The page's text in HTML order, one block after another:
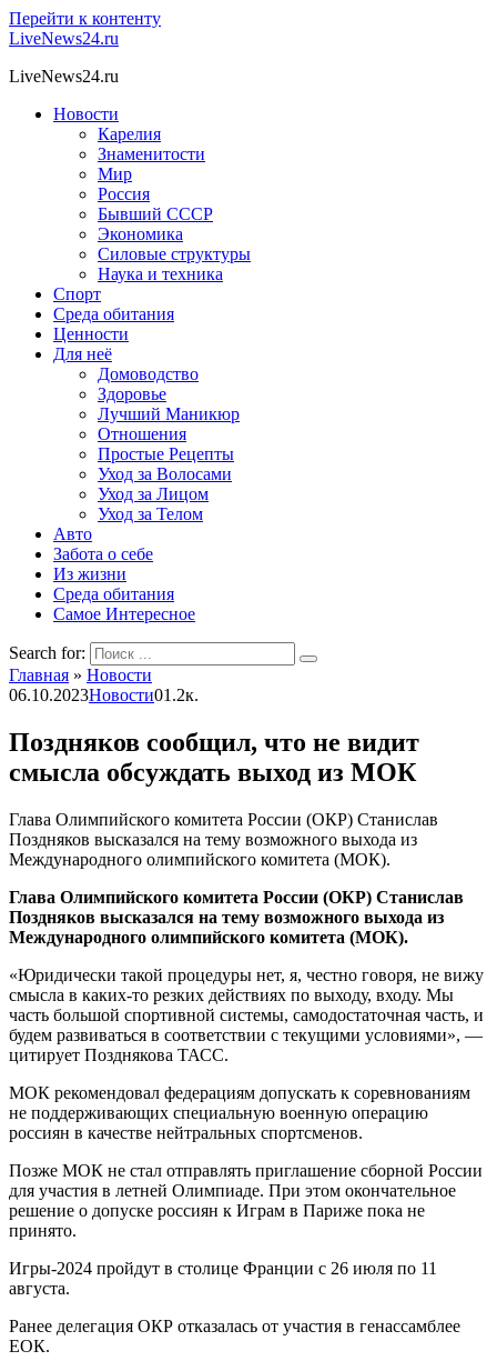
Перейти к контенту
LiveNews24.ru
LiveNews24.ru
Новости
Карелия
Знаменитости
Мир
Россия
Бывший СССР
Экономика
Силовые структуры
Наука и техника
Спорт
Среда обитания
Ценности
Для неё
Домоводство
Здоровье
Лучший Маникюр
Отношения
Простые Рецепты
Уход за Волосами
Уход за Лицом
Уход за Телом
Авто
Забота о себе
Из жизни
Среда обитания
Самое Интересное
Search for:
Главная » Новости
06.10.2023Новости01.2к.
Поздняков сообщил, что не видит
смысла обсуждать выход из МОК
Глава Олимпийского комитета России (ОКР) Станислав
Поздняков высказался на тему возможного выхода из
Международного олимпийского комитета (МОК).
Глава Олимпийского комитета России (ОКР) Станислав
Поздняков высказался на тему возможного выхода из
Международного олимпийского комитета (МОК).
«Юридически такой процедуры нет, я, честно говоря, не вижу
смысла в каких-то резких действиях по выходу, входу. Мы
часть большой спортивной системы, самодостаточная часть, и
будем развиваться в соответствии с текущими условиями», —
цитирует Позднякова ТАСС.
МОК рекомендовал федерациям допускать к соревнованиям
не поддерживающих специальную военную операцию
россиян в качестве нейтральных спортсменов.
Позже МОК не стал отправлять приглашение сборной России
для участия в летней Олимпиаде. При этом окончательное
решение о допуске россиян к Играм в Париже пока не
принято.
Игры-2024 пройдут в столице Франции с 26 июля по 11
августа.
Ранее делегация ОКР отказалась от участия в генассамблее
ЕОК.